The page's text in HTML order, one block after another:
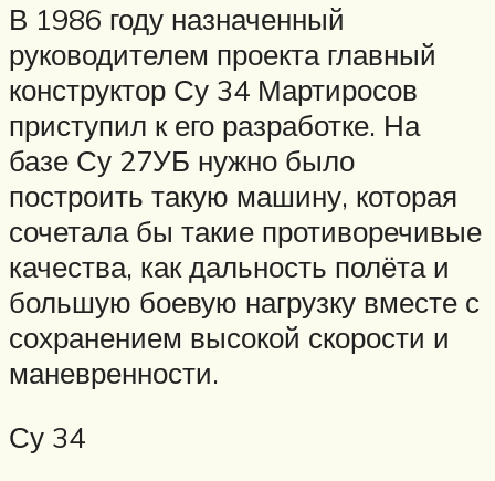
В 1986 году назначенный
руководителем проекта главный
конструктор Су 34 Мартиросов
приступил к его разработке. На
базе Су 27УБ нужно было
построить такую машину, которая
сочетала бы такие противоречивые
качества, как дальность полёта и
большую боевую нагрузку вместе с
сохранением высокой скорости и
маневренности.
Су 34